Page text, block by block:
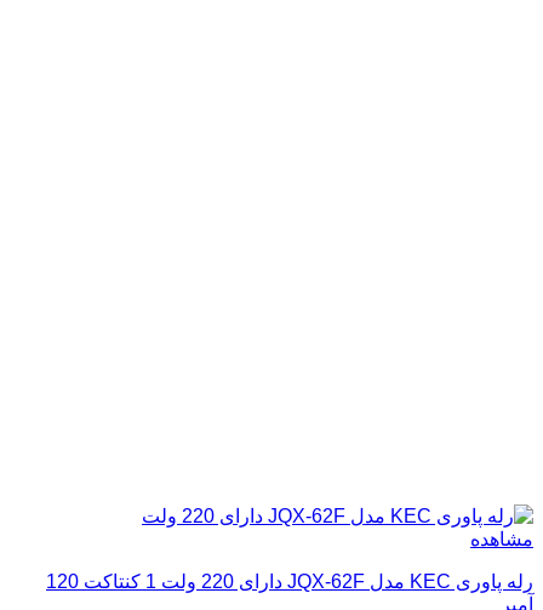
مشاهده
رله پاوری KEC مدل JQX-62F دارای 220 ولت 1 کنتاکت 120
آمپر